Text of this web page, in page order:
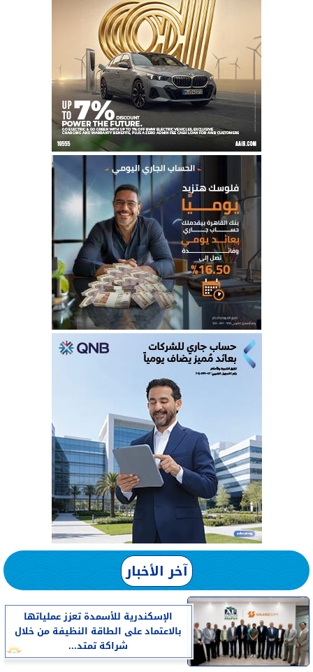
آخر الأخبار
الإسكندرية للأسمدة تعزز عملياتها
بالاعتماد على الطاقة النظيفة من خلال
شراكة تمتد...